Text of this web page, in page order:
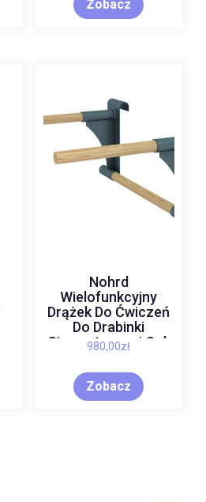
Zobacz
Nohrd
Wielofunkcyjny
Drążek Do Ćwiczeń
Do Drabinki
Gimnastycznej Oak
Dąb
980,00zł
Zobacz